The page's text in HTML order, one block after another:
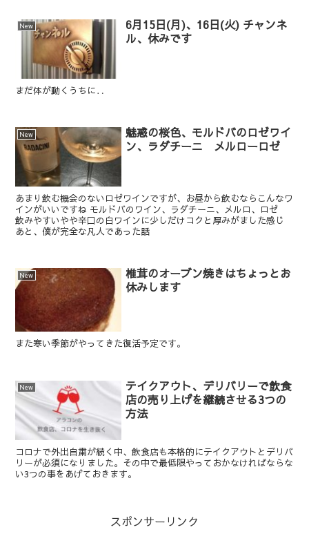
New
6月15日(月)、16日(火) チャンネ
ル、休みです
まだ体が動くうちに‥
New
魅惑の桜色、モルドバのロゼワイ
ン、ラダチーニ メルローロゼ
あまり飲む機会のないロゼワインですが、お昼から飲むならこんなワ
インがいいですね モルドバのワイン、ラダチーニ、メルロ、ロゼ
飲みやすいやや辛口の白ワインに少しだけコクと厚みがました感じ
あと、僕が完全な凡人であった話
New
椎茸のオーブン焼きはちょっとお
休みします
また寒い季節がやってきた復活予定です。
New
テイクアウト、デリバリーで飲食
店の売り上げを継続させる3つの
方法
コロナで外出自粛が続く中、飲食店も本格的にテイクアウトとデリバ
リーが必須になりました。その中で最低限やっておかなければならな
い3つの事をあげておきます。
スポンサーリンク